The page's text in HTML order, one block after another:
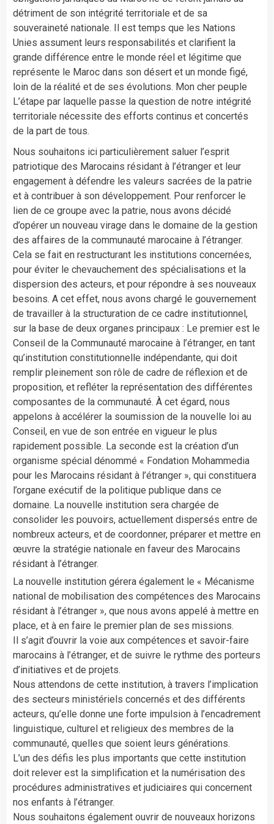
détriment de son intégrité territoriale et de sa
souveraineté nationale. Il est temps que les Nations
Unies assument leurs responsabilités et clarifient la
grande différence entre le monde réel et légitime que
représente le Maroc dans son désert et un monde figé,
loin de la réalité et de ses évolutions. Mon cher peuple
L’étape par laquelle passe la question de notre intégrité
territoriale nécessite des efforts continus et concertés
de la part de tous.
Nous souhaitons ici particulièrement saluer l’esprit
patriotique des Marocains résidant à l’étranger et leur
engagement à défendre les valeurs sacrées de la patrie
et à contribuer à son développement. Pour renforcer le
lien de ce groupe avec la patrie, nous avons décidé
d’opérer un nouveau virage dans le domaine de la gestion
des affaires de la communauté marocaine à l’étranger.
Cela se fait en restructurant les institutions concernées,
pour éviter le chevauchement des spécialisations et la
dispersion des acteurs, et pour répondre à ses nouveaux
besoins. A cet effet, nous avons chargé le gouvernement
de travailler à la structuration de ce cadre institutionnel,
sur la base de deux organes principaux : Le premier est le
Conseil de la Communauté marocaine à l’étranger, en tant
qu’institution constitutionnelle indépendante, qui doit
remplir pleinement son rôle de cadre de réflexion et de
proposition, et refléter la représentation des différentes
composantes de la communauté. À cet égard, nous
appelons à accélérer la soumission de la nouvelle loi au
Conseil, en vue de son entrée en vigueur le plus
rapidement possible. La seconde est la création d’un
organisme spécial dénommé « Fondation Mohammedia
pour les Marocains résidant à l’étranger », qui constituera
l’organe exécutif de la politique publique dans ce
domaine. La nouvelle institution sera chargée de
consolider les pouvoirs, actuellement dispersés entre de
nombreux acteurs, et de coordonner, préparer et mettre en
œuvre la stratégie nationale en faveur des Marocains
résidant à l’étranger.
La nouvelle institution gérera également le « Mécanisme
national de mobilisation des compétences des Marocains
résidant à l’étranger », que nous avons appelé à mettre en
place, et à en faire le premier plan de ses missions.
Il s’agit d’ouvrir la voie aux compétences et savoir-faire
marocains à l’étranger, et de suivre le rythme des porteurs
d’initiatives et de projets.
Nous attendons de cette institution, à travers l’implication
des secteurs ministériels concernés et des différents
acteurs, qu’elle donne une forte impulsion à l’encadrement
linguistique, culturel et religieux des membres de la
communauté, quelles que soient leurs générations.
L’un des défis les plus importants que cette institution
doit relever est la simplification et la numérisation des
procédures administratives et judiciaires qui concernent
nos enfants à l’étranger.
Nous souhaitons également ouvrir de nouveaux horizons